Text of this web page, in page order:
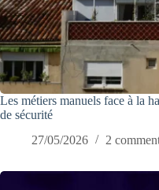
Les métiers manuels face à la
de sécurité
27/05/2026
2